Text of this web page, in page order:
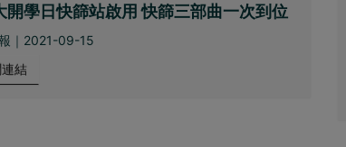
開學日快篩站啟用 快篩三部曲一次到位
｜2021-09-15
結